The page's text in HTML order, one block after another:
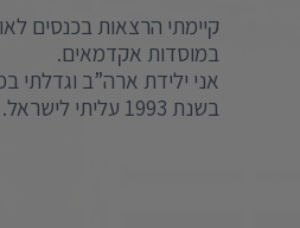
קיימתי הרצאות בכנסים
במוסדות אקדמאים.
בשנת 1993 עליתי לישראל.